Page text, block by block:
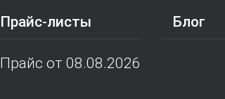
Прайс-листы
Прайс от 08.08.2026
Блог